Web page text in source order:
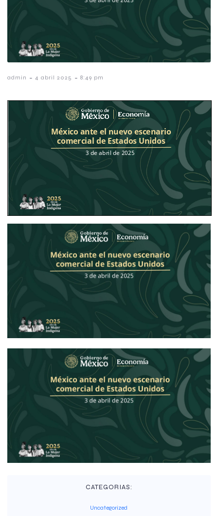
admin - 4 abril 2025 - 8:49 pm
CATEGORIAS:
Uncategorized